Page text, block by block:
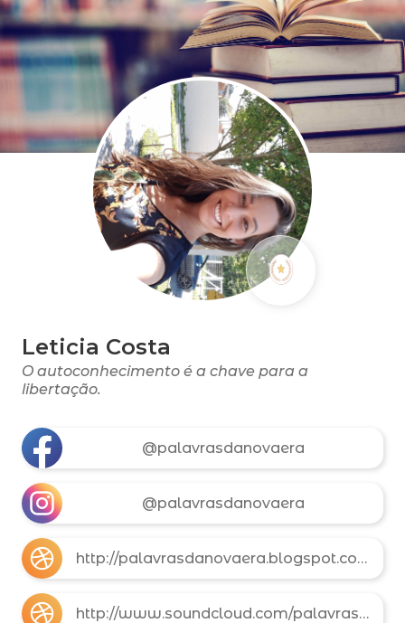
Leticia Costa
O autoconhecimento é a chave para a
libertação.
@palavrasdanovaera
@palavrasdanovaera
http://palavrasdanovaera.blogspot.com
http://www.soundcloud.com/palavrasdanovaera